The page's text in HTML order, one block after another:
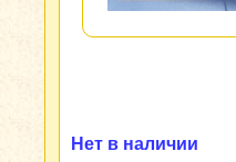
Нет в наличии